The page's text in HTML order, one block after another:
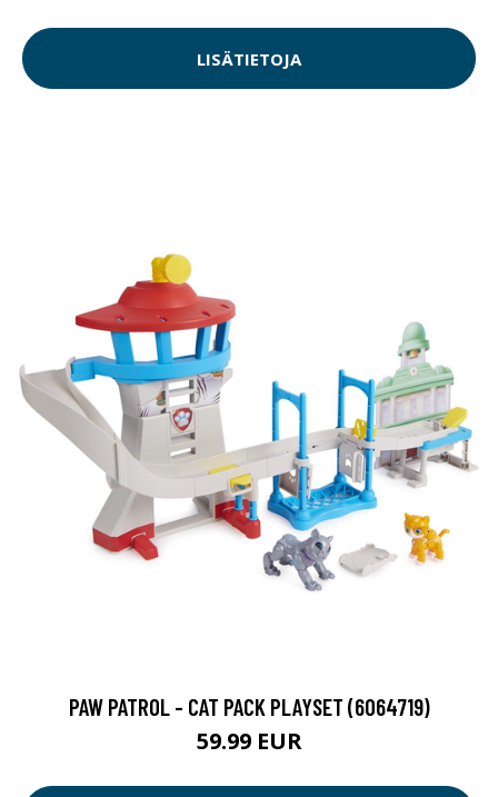
LISÄTIETOJA
PAW PATROL - CAT PACK PLAYSET (6064719)
59.99 EUR